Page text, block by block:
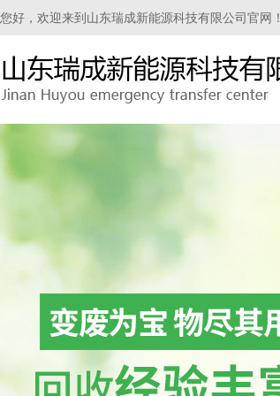
您好，欢迎来到山东瑞成新能源科技有限公司官网！